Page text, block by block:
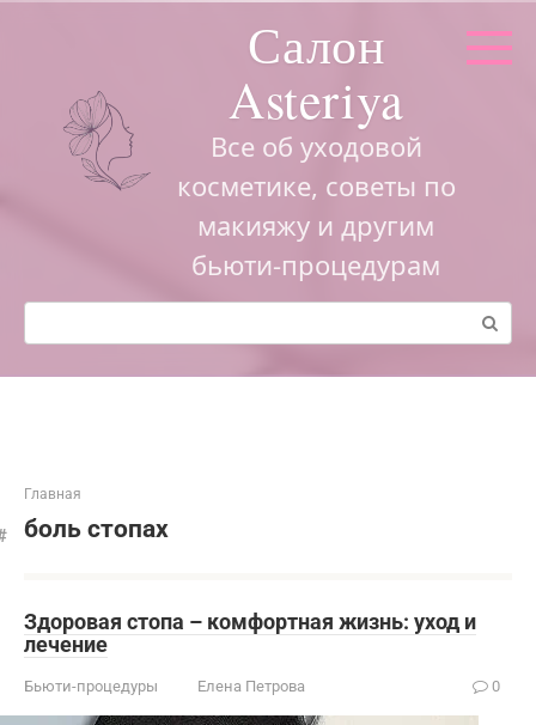
Салон
Asteriya
Все об уходовой
косметике, советы по
макияжу и другим
бьюти-процедурам
Поиск:
Главная
боль стопах
Здоровая стопа – комфортная жизнь: уход и
лечение
Бьюти-процедуры Елена Петрова 0